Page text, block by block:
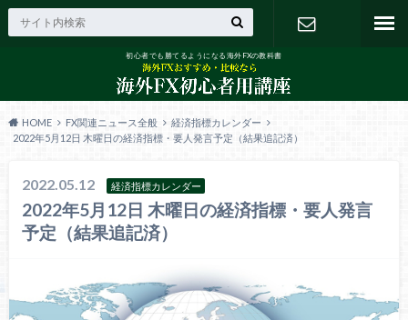
初心者でも勝てるようになる海外FXの教科書
HOME FX関連ニュース全般
経済指標カレンダー
2022年5月12日 木曜日の経済指標・要人発言予定（結果追記済）
2022.05.12 経済指標カレンダー
2022年5月12日 木曜日の経済指標・要人発言
予定（結果追記済）